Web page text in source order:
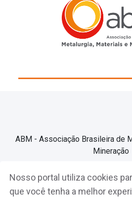
Nosso portal utiliza cookies
que você tenha a melhor
ABM - Associação Brasileira de
Mineração
Associe-se